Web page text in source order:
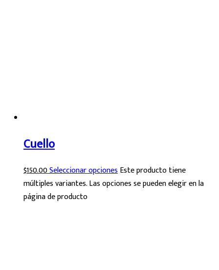
Cuello
$150.00Seleccionar opcionesEste producto tiene
múltiples variantes. Las opciones se pueden elegir en la
página de producto